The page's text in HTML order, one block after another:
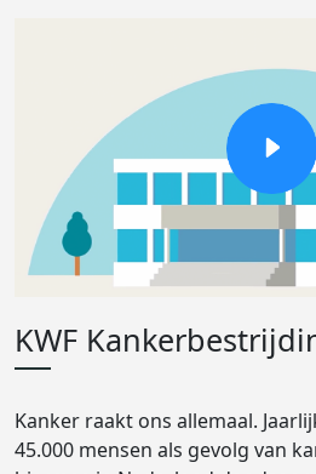
KWF
Kanker raakt ons allemaal.
45.000 mensen als gevolg van